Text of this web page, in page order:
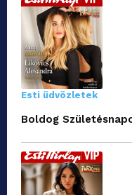
Esti üdvözletek
Boldog